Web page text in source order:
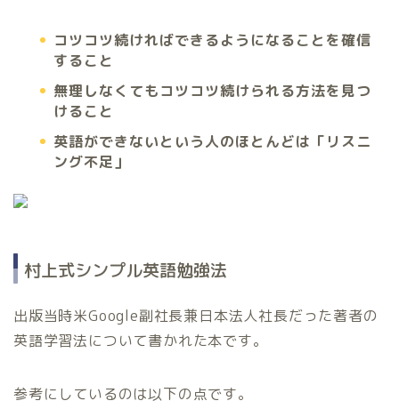
コツコツ続ければできるようになることを確信
すること
無理しなくてもコツコツ続けられる方法を見つ
けること
英語ができないという人のほとんどは「リスニ
ング不足」
村上式シンプル英語勉強法
出版当時米Google副社長兼日本法人社長だった著者の
英語学習法について書かれた本です。
参考にしているのは以下の点です。